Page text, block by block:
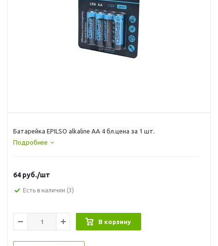
Батарейка EPILSO аlkaline AА 4 бл.цена за 1 шт.
Подробнее
64 руб./шт
Есть в наличии (3)
В корзину